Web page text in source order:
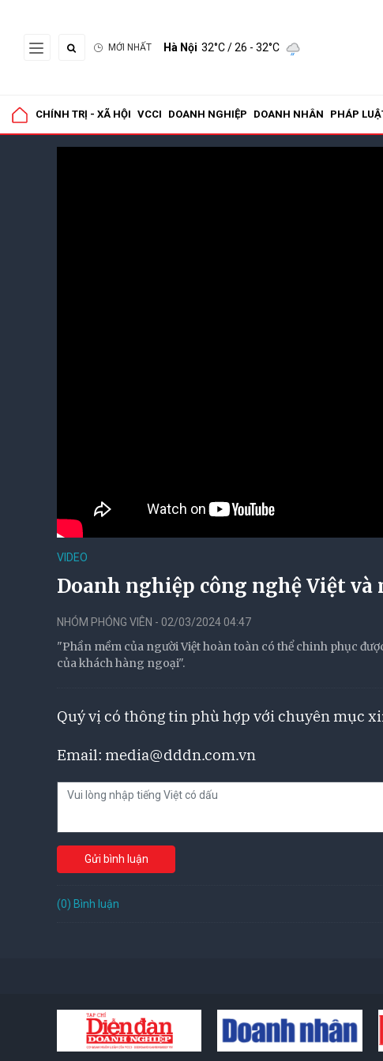
MỚI NHẤT Hà Nội 32°C/ 26 - 32°C
CHÍNH TRỊ - XÃ HỘI VCCI DOANH NGHIỆP DOANH NHÂN PHÁP
VIDEO
Doanh nghiệp công nghệ Việt
NHÓM PHÓNG VIÊN - 02/03/2024 04:47
"Phần mềm của người Việt hoàn toàn có thể chinh phục
của khách hàng ngoại".
Quý vị có thông tin phù hợp với chuyên mục
Email: media@dddn.com.vn
Gửi bình luận
(0) Bình luận